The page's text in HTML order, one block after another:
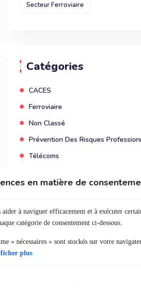
en matière de
à naviguer efficacement et à exécuter
catégorie de consentement ci-dessous.
« nécessaires » sont stockés sur votre
plus
Secteur Ferroviaire
Catégories
CACES
Ferroviaire
Non Classé
Prévention Des Risques
Télécoms